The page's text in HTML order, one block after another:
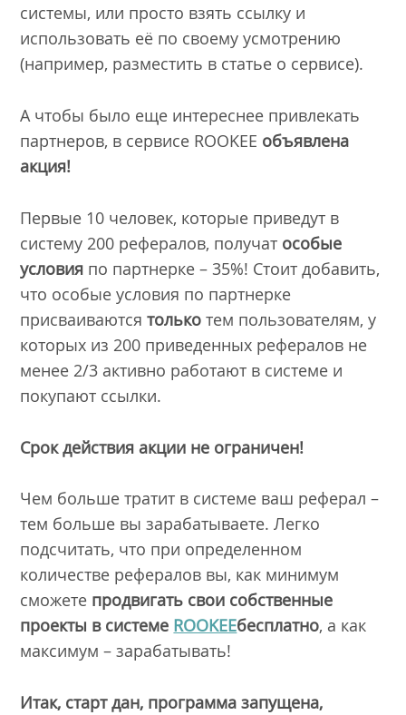
системы, или просто взять ссылку и
использовать её по своему усмотрению
(например, разместить в статье о сервисе).
А чтобы было еще интереснее привлекать
партнеров, в сервисе ROOKEE объявлена
акция!
Первые 10 человек, которые приведут в
систему 200 рефералов, получат особые
условия по партнерке – 35%! Стоит добавить,
что особые условия по партнерке
присваиваютсятолько тем пользователям, у
которых из 200 приведенных рефералов не
менее 2/3 активно работают в системе и
покупают ссылки.
Срок действия акции не ограничен!
Чем больше тратит в системе ваш реферал –
тем больше вы зарабатываете. Легко
подсчитать, что при определенном
количестве рефералов вы, как минимум
сможете продвигать свои собственные
проекты в системе ROOKEEбесплатно, а как
максимум – зарабатывать!
Итак, старт дан, программа запущена,